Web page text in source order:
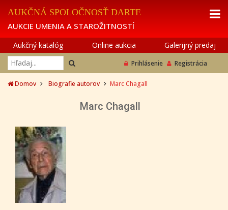
AUKČNÁ SPOLOČNOSŤ DARTE
AUKCIE UMENIA A STAROŽITNOSTÍ
Aukčný katalóg Online aukcia Galerijný predaj
Prihlásenie Registrácia
Domov Biografie autorov Marc Chagall
Marc Chagall